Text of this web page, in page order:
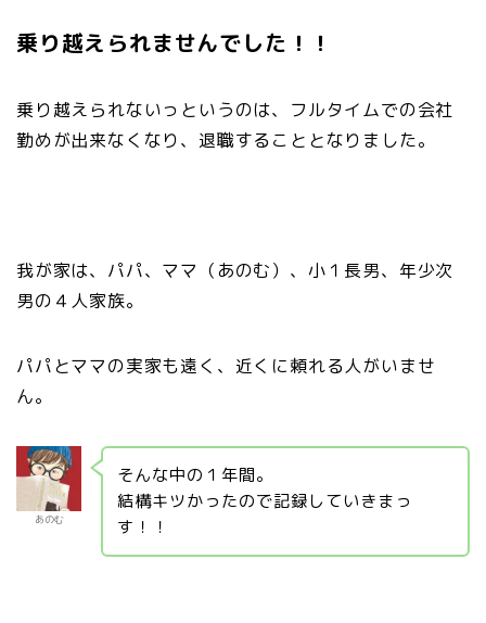
乗り越えられませんでした！！
乗り越えられないっというのは、フルタイムでの会社
勤めが出来なくなり、退職することとなりました。
我が家は、パパ、ママ（あのむ）、小１長男、年少次
男の４人家族。
パパとママの実家も遠く、近くに頼れる人がいませ
ん。
あのむ
そんな中の１年間。
結構キツかったので記録していきまっ
す！！